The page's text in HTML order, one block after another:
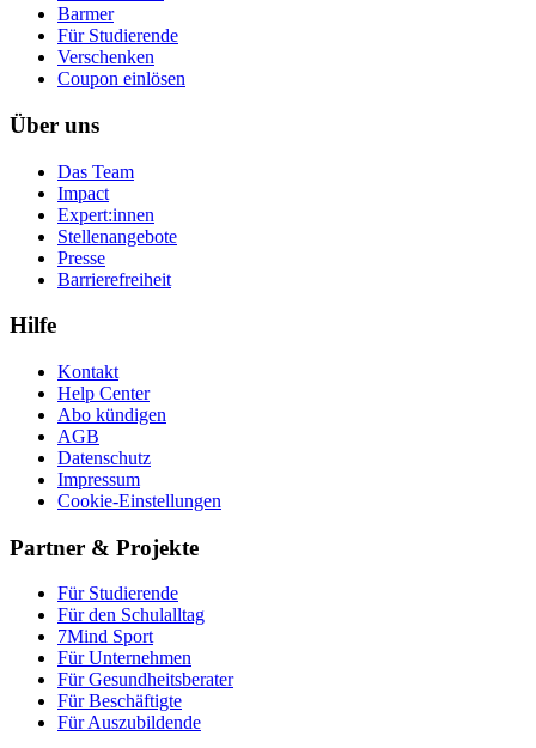
Barmer
Für Studierende
Ver­schen­ken
Coupon einlösen
Über uns
Das Team
Impact
Expert:innen
Stellenangebote
Presse
Barrierefreiheit
Hilfe
Kontakt
Help Center
Abo kündigen
AGB
Datenschutz
Impressum
Cookie-Einstellungen
Partner & Projekte
Für Stu­die­rende
Für den Schulalltag
7Mind Sport
Für Unter­neh­men
Für Gesund­heits­be­ra­ter
Für Beschäftigte
Für Auszubildende